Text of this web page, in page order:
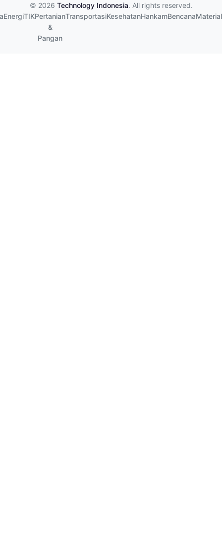
© 2026 Technology Indonesia. All rights reserved.
EnergiTIKPertanian
&
Pangan
TransportasiKesehatanHankamBencanaMaterial